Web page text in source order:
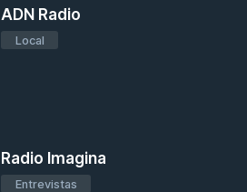
ADN Radio
Local
Radio Imagina
Entrevistas